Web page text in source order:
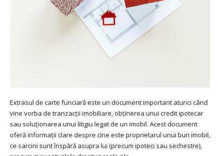
Extrasul de carte funciară este un document important atunci când
vine vorba de tranzacții imobiliare, obținerea unui credit ipotecar
sau soluționarea unui litigiu legat de un imobil. Acest document
oferă informații clare despre cine este proprietarul unui bun imobil,
ce sarcini sunt înspără asupra lui (precum ipoteci sau sechestre),